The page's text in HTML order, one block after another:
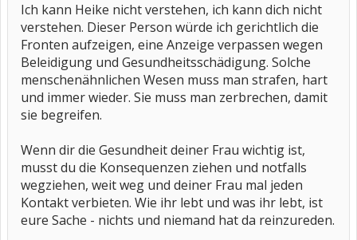
Ich kann Heike nicht verstehen, ich kann dich nicht
verstehen. Dieser Person würde ich gerichtlich die
Fronten aufzeigen, eine Anzeige verpassen wegen
Beleidigung und Gesundheitsschädigung. Solche
menschenähnlichen Wesen muss man strafen, hart
und immer wieder. Sie muss man zerbrechen, damit
sie begreifen.
Wenn dir die Gesundheit deiner Frau wichtig ist,
musst du die Konsequenzen ziehen und notfalls
wegziehen, weit weg und deiner Frau mal jeden
Kontakt verbieten. Wie ihr lebt und was ihr lebt, ist
eure Sache - nichts und niemand hat da reinzureden.